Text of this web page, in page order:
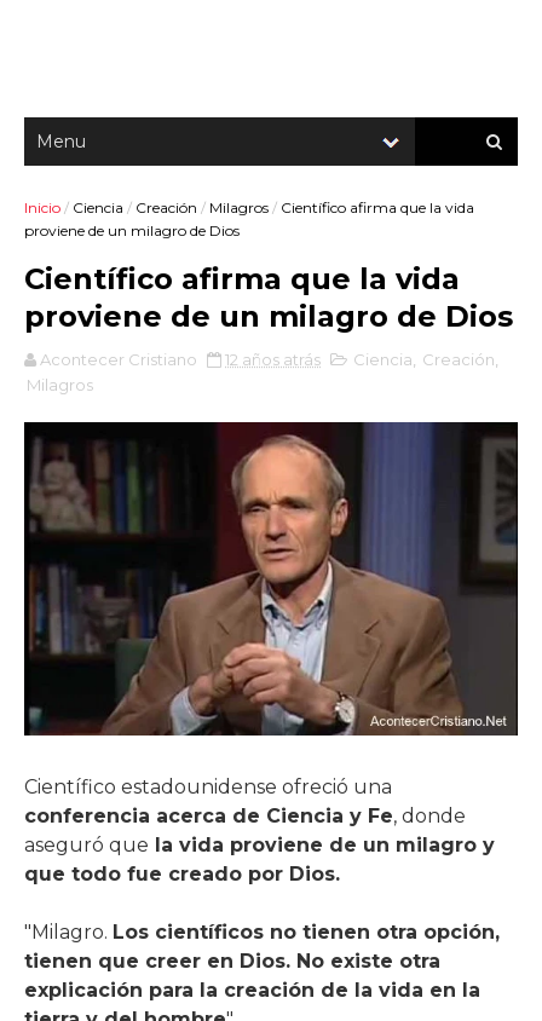
Inicio / Ciencia / Creación / Milagros / Científico afirma que la vida
proviene de un milagro de Dios
Científico afirma que la vida
proviene de un milagro de Dios
Acontecer Cristiano 12 años atrás Ciencia Creación
Milagros
Científico estadounidense ofreció una
conferencia acerca de Ciencia y Fe, donde
aseguró que la vida proviene de un milagro y
que todo fue creado por Dios.
"Milagro. Los científicos no tienen otra opción,
tienen que creer en Dios. No existe otra
explicación para la creación de la vida en la